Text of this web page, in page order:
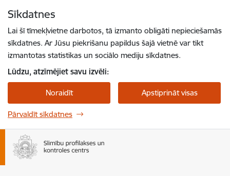
Sīkdatnes
Lai šī tīmekļvietne darbotos, tā izmanto obligāti nepieciešamās
sīkdatnes. Ar Jūsu piekrišanu papildus šajā vietnē var tikt
izmantotas statistikas un sociālo mediju sīkdatnes.
Lūdzu, atzīmējiet savu izvēli:
Noraidīt Apstiprināt visas
Pārvaldīt sīkdatnes